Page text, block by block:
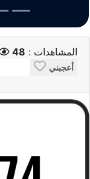
المشاهدات : 48
أعجبني